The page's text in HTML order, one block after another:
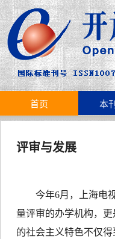
首页 本
评审与发展
今年6月，上海电
量评审的办学机构，
的社会主义特色不仅